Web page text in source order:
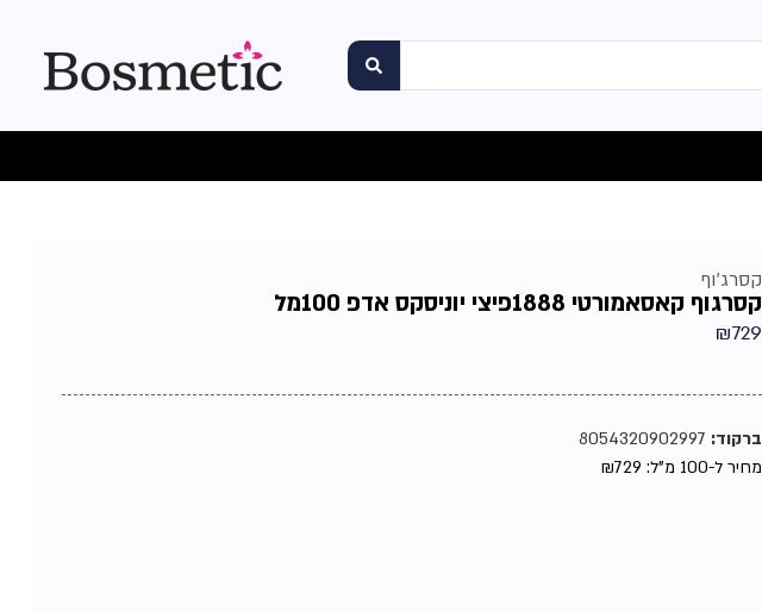
קסרג'וף
קסרגוף קאסאמורטי 1888פיצי יוניסקס אדפ 100מל
₪729
ברקוד:
מחיר ל-100 מ"ל:
₪729